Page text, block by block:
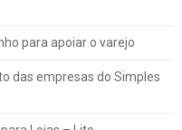
para apoiar o varejo
das empresas do Simples